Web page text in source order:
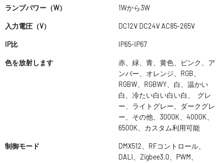
ランプパワー（W） 1Wから3W
入力電圧（V） DC12V DC24V AC85-265V
IP比 IP65-IP67
色を放射します
赤、緑、青、黄色、ピンク、ア
ンバー、オレンジ、RGB、
RGBW、RGBWY、白、温かい
白、冷たい白い白い白、 グレ
ー、ライトグレー、ダークグレ
ー、その他、3000K、4000K、
6500K、カスタム利用可能
制御モード
DMX512、RFコントロール、
DALI、Zigbee3.0、PWM、